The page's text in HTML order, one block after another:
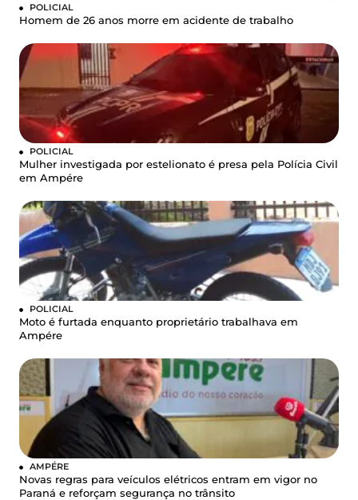
POLICIAL
Homem de 26 anos morre em acidente de trabalho
POLICIAL
Mulher investigada por estelionato é presa pela Polícia Civil
em Ampére
POLICIAL
Moto é furtada enquanto proprietário trabalhava em
Ampére
AMPÉRE
Novas regras para veículos elétricos entram em vigor no
Paraná e reforçam segurança no trânsito